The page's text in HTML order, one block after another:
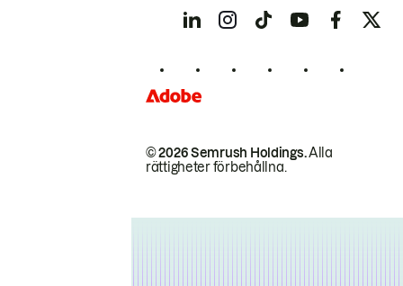
© 2026 Semrush Holdings.Alla
rättigheter förbehållna.